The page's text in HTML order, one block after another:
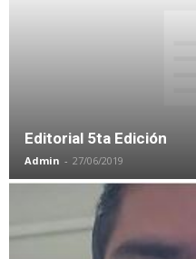
Editorial 5ta Edición
Admin - 27/06/2019